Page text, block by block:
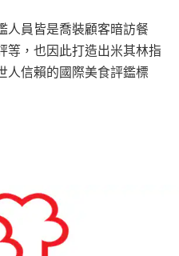
人員皆是喬裝顧客暗訪餐
等，也因此打造出米其林指
人信賴的國際美食評鑑標